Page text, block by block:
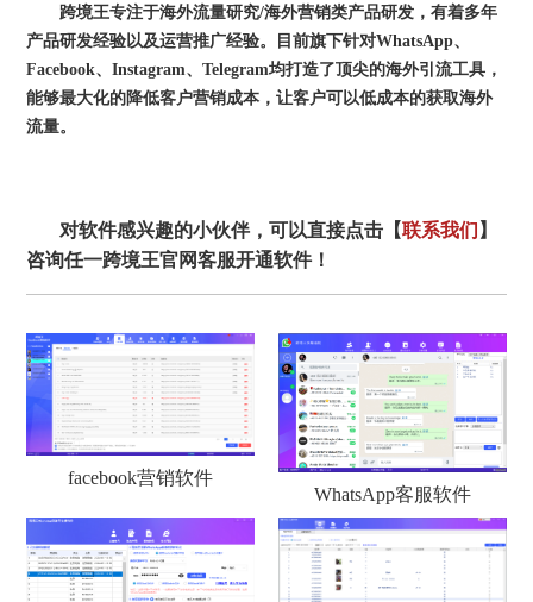
跨境王专注于海外流量研究/海外营销类产品研发，有着多年
产品研发经验以及运营推广经验。目前旗下针对WhatsApp、
Facebook、Instagram、Telegram均打造了顶尖的海外引流工具，
能够最大化的降低客户营销成本，让客户可以低成本的获取海外
流量。
对软件感兴趣的小伙伴，可以直接点击【联系我们 】
咨询任一跨境王官网客服开通软件！
facebook营销软件
WhatsApp客服软件